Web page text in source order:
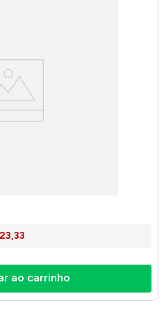
Ref.442 Arthi
23,33
ao carrinho